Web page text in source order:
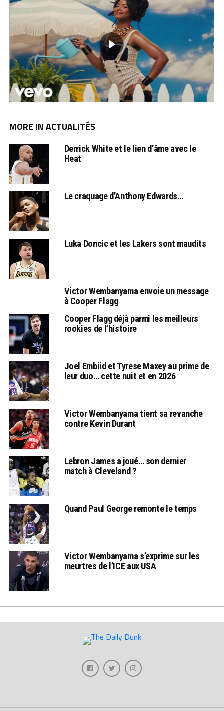
MORE IN ACTUALITÉS
Derrick White et le lien d’âme avec le
Heat
Le craquage d’Anthony Edwards…
Luka Doncic et les Lakers sont maudits
Victor Wembanyama envoie un message
à Cooper Flagg
Cooper Flagg déjà parmi les meilleurs
rookies de l’histoire
Joel Embiid et Tyrese Maxey au prime de
leur duo… cette nuit et en 2026
Victor Wembanyama tient sa revanche
contre Kevin Durant
Lebron James a joué… son dernier
match à Cleveland ?
Quand Paul George remonte le temps
Victor Wembanyama s’exprime sur les
meurtres de l’ICE aux USA